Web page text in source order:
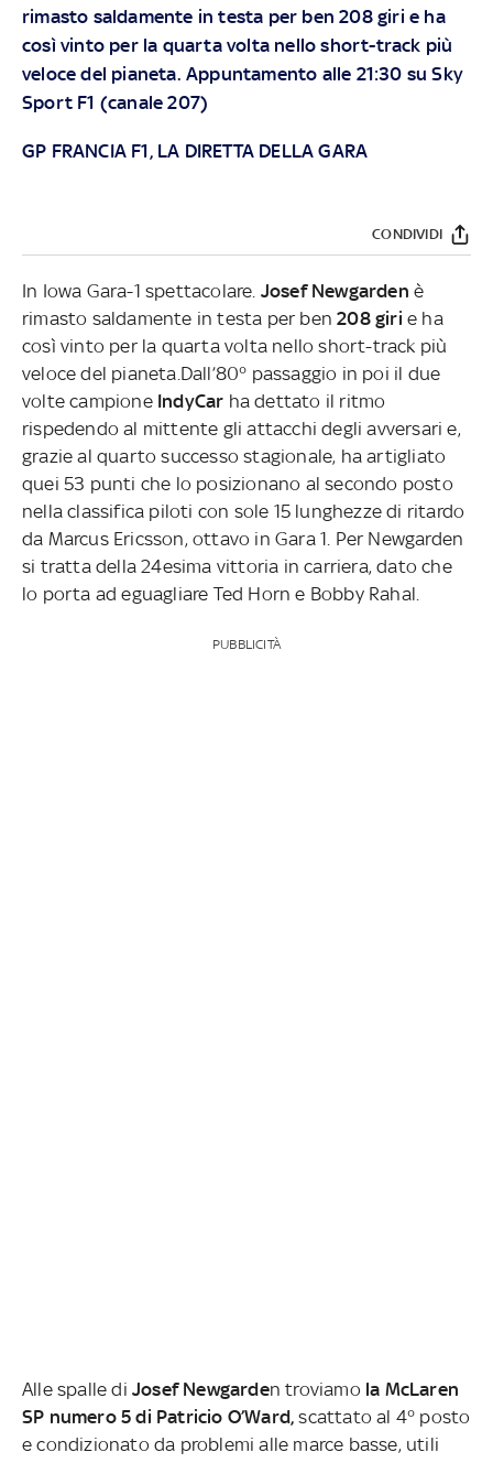
rimasto saldamente in testa per ben 208 giri e ha
così vinto per la quarta volta nello short-track più
veloce del pianeta. Appuntamento alle 21:30 su Sky
Sport F1 (canale 207)
GP FRANCIA F1, LA DIRETTA DELLA GARA
CONDIVIDI
In Iowa Gara-1 spettacolare. Josef Newgarden è
rimasto saldamente in testa per ben208 giri e ha
così vinto per la quarta volta nello short-track più
veloce del pianeta.Dall’80° passaggio in poi il due
volte campione IndyCar ha dettato il ritmo
rispedendo al mittente gli attacchi degli avversari e,
grazie al quarto successo stagionale, ha artigliato
quei 53 punti che lo posizionano al secondo posto
nella classifica piloti con sole 15 lunghezze di ritardo
da Marcus Ericsson, ottavo in Gara 1. Per Newgarden
si tratta della 24esima vittoria in carriera, dato che
lo porta ad eguagliare Ted Horn e Bobby Rahal.
PUBBLICITÀ
Alle spalle di Josef Newgarden troviamo la McLaren
SP numero 5 di Patricio O’Ward, scattato al 4° posto
e condizionato da problemi alle marce basse, utili